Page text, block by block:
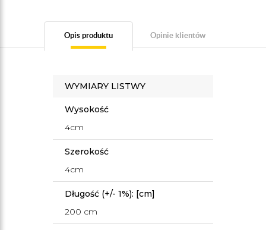
Opis produktu Opinie klientów
WYMIARY LISTWY
Wysokość
4cm
Szerokość
4cm
Długość (+/- 1%): [cm]
200 cm